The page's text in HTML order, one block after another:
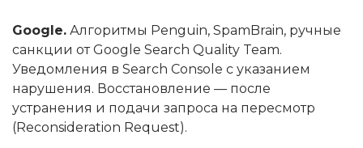
Google. Алгоритмы Penguin, SpamBrain, ручные
санкции от Google Search Quality Team.
Уведомления в Search Console с указанием
нарушения. Восстановление — после
устранения и подачи запроса на пересмотр
(Reconsideration Request).